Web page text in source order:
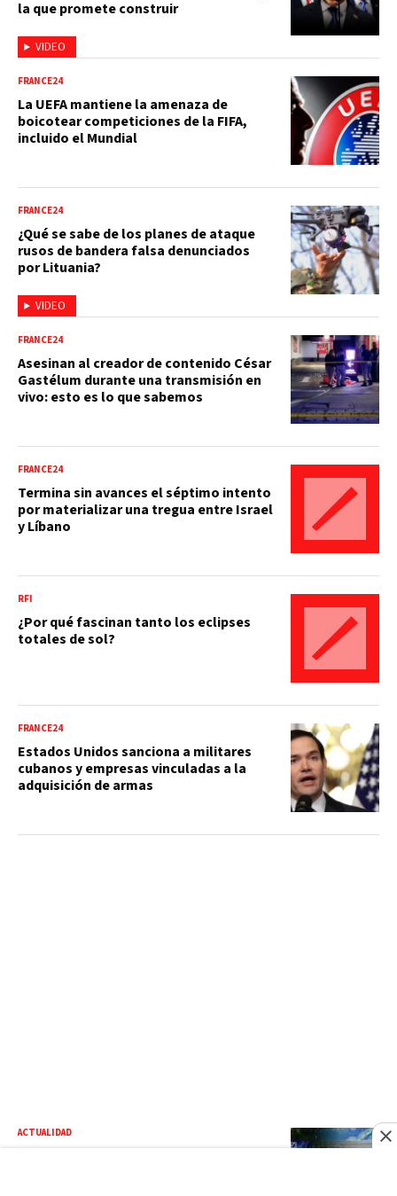
VIDEO
la que promete construir
FRANCE24
La UEFA mantiene la amenaza de
boicotear competiciones de la FIFA,
incluido el Mundial
VIDEO
FRANCE24
¿Qué se sabe de los planes de ataque
rusos de bandera falsa denunciados
por Lituania?
FRANCE24
Asesinan al creador de contenido César
Gastélum durante una transmisión en
vivo: esto es lo que sabemos
FRANCE24
Termina sin avances el séptimo intento
por materializar una tregua entre Israel
y Líbano
RFI
¿Por qué fascinan tanto los eclipses
totales de sol?
FRANCE24
Estados Unidos sanciona a militares
cubanos y empresas vinculadas a la
adquisición de armas
ACTUALIDAD